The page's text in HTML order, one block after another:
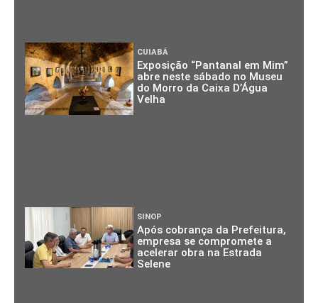
CUIABÁ
Exposição “Pantanal em Mim”
abre neste sábado no Museu
do Morro da Caixa D’Água
Velha
SINOP
Após cobrança da Prefeitura,
empresa se compromete a
acelerar obra na Estrada
Selene